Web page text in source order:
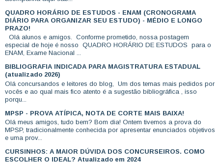
QUADRO HORÁRIO DE ESTUDOS - ENAM (CRONOGRAMA
DIÁRIO PARA ORGANIZAR SEU ESTUDO) - MÉDIO E LONGO
PRAZO!
Olá alunos e amigos. Conforme prometido, nossa postagem
especial de hoje é nosso QUADRO HORÁRIO DE ESTUDOS para o
ENAM, Exame Nacional ...
BIBLIOGRAFIA INDICADA PARA MAGISTRATURA ESTADUAL
(atualizado 2026)
Olá concursandos e leitores do blog, Um dos temas mais pedidos por
vocês e ao qual mais fico atento é a sugestão bibliográfica , isso
porqu...
MPSP - PROVA ATÍPICA, NOTA DE CORTE MAIS BAIXA!
Olá meus amigos, tudo bem? Bom dia! Ontem tivemos a prova do
MPSP, tradicionalmente conhecida por apresentar enunciados objetivos
e uma prov...
CURSINHOS: A MAIOR DÚVIDA DOS CONCURSEIROS. COMO
ESCOLHER O IDEAL? Atualizado em 2024